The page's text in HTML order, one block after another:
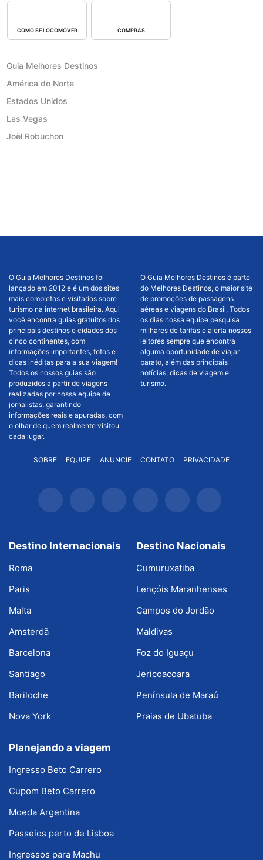
COMO SE LOCOMOVER COMPRAS
Guia Melhores Destinos
América do Norte
Estados Unidos
Las Vegas
Joël Robuchon
O Guia Melhores Destinos foi
lançado em 2012 e é um dos sites
mais completos e visitados sobre
turismo na internet brasileira. Aqui
você encontra guias gratuitos dos
principais destinos e cidades dos
cinco continentes, com
informações importantes, fotos e
dicas inéditas para a sua viagem!
Todos os nossos guias são
produzidos a partir de viagens
realizadas por nossa equipe de
jornalistas, garantindo
informações reais e apuradas, com
o olhar de quem realmente visitou
cada lugar.
O Guia Melhores Destinos é parte
do Melhores Destinos, o maior site
de promoções de passagens
aéreas e viagens do Brasil, Todos
os dias nossa equipe pesquisa
milhares de tarifas e alerta nossos
leitores sempre que encontra
alguma oportunidade de viajar
barato, além das principais
notícias, dicas de viagem e
turismo.
SOBRE EQUIPE ANUNCIE CONTATO PRIVACIDADE
Destino Internacionais
Roma
Paris
Malta
Amsterdã
Barcelona
Santiago
Bariloche
Nova York
Destino Nacionais
Cumuruxatiba
Lençóis Maranhenses
Campos do Jordão
Maldivas
Foz do Iguaçu
Jericoacoara
Península de Maraú
Praias de Ubatuba
Planejando a viagem
Ingresso Beto Carrero
Cupom Beto Carrero
Moeda Argentina
Passeios perto de Lisboa
Ingressos para Machu